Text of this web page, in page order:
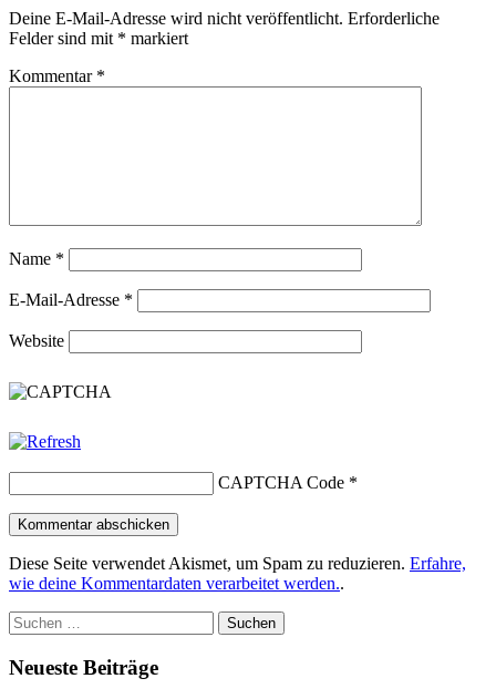
Deine E-Mail-Adresse wird nicht veröffentlicht. Erforderliche
Felder sind mit * markiert
Kommentar *
Name *
E-Mail-Adresse *
Website
CAPTCHA Code *
Diese Seite verwendet Akismet, um Spam zu reduzieren. Erfahre,
wie deine Kommentardaten verarbeitet werden..
Suchen
nach:
Neueste Beiträge